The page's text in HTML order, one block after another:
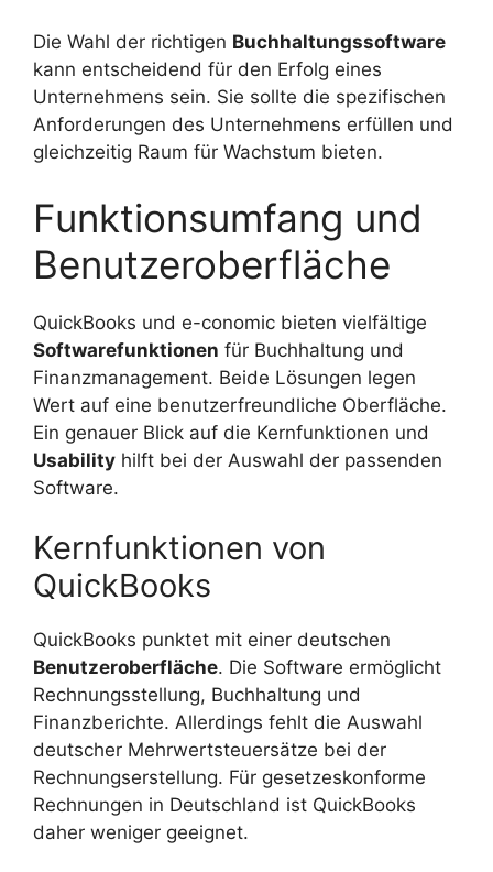
Die Wahl der richtigen Buchhaltungssoftware
kann entscheidend für den Erfolg eines
Unternehmens sein. Sie sollte die spezifischen
Anforderungen des Unternehmens erfüllen und
gleichzeitig Raum für Wachstum bieten.
Funktionsumfang und
Benutzeroberfläche
QuickBooks und e-conomic bieten vielfältige
Softwarefunktionen für Buchhaltung und
Finanzmanagement. Beide Lösungen legen
Wert auf eine benutzerfreundliche Oberfläche.
Ein genauer Blick auf die Kernfunktionen und
Usability hilft bei der Auswahl der passenden
Software.
Kernfunktionen von
QuickBooks
QuickBooks punktet mit einer deutschen
Benutzeroberfläche. Die Software ermöglicht
Rechnungsstellung, Buchhaltung und
Finanzberichte. Allerdings fehlt die Auswahl
deutscher Mehrwertsteuersätze bei der
Rechnungserstellung. Für gesetzeskonforme
Rechnungen in Deutschland ist QuickBooks
daher weniger geeignet.